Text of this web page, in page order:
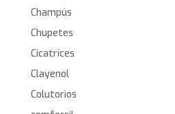
Champús
Chupetes
Cicatrices
Clayenol
Colutorios